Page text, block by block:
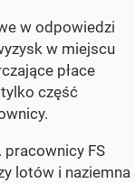
w odpowiedzi
w miejscu
płace
część
pracownicy FS
lotów i naziemna